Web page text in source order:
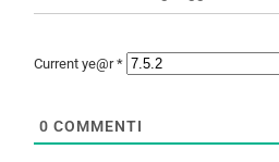
Current ye@r*
0 COMMENTI